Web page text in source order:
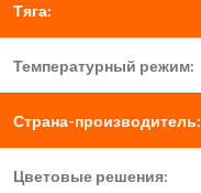
Тяга:
Температурный режим:
Страна-производитель:
Цветовые решения: